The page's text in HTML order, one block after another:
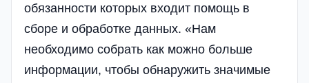
обязанности которых входит помощь в
сборе и обработке данных. «Нам
необходимо собрать как можно больше
информации, чтобы обнаружить значимые